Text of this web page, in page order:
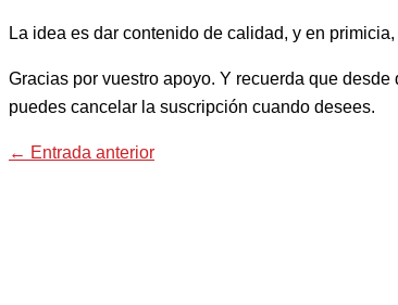
La idea es dar contenido de calidad, y en
Gracias por vuestro apoyo. Y recuerda que
puedes cancelar la suscripción cuando desees.
← Entrada anterior